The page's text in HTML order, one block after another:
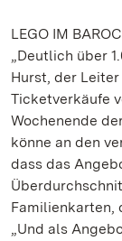
LEGO IM
„Deutlich über
Hurst, der
Ticketverkäufe
Wochenende
könne an den
dass das
Familienkarten,
„Und als